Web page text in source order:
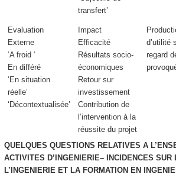
transfert’
Evaluation
Externe
‘A froid ‘
En différé
‘En situation
réelle’
‘Décontextualisée’
Impact
Efficacité
Résultats socio-
économiques
Retour sur
investissement
Contribution de
l’intervention à la
réussite du projet
d’utilité
regard
QUELQUES QUESTIONS RELATIVES A
ACTIVITES D’INGENIERIE– INCIDENCES SUR
L’INGENIERIE ET LA FORMATION EN